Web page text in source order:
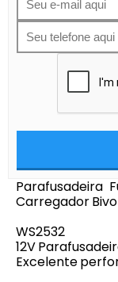
Parafusadeira
Carregador
WS2532
12V
Excelente